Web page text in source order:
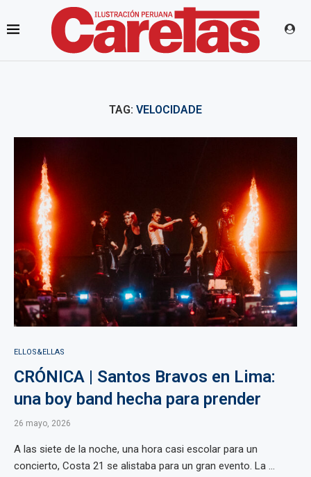
TAG: VELOCIDADE
ELLOS&ELLAS
CRÓNICA | Santos Bravos en Lima:
una boy band hecha para prender
26 mayo, 2026
A las siete de la noche, una hora casi escolar para un
concierto, Costa 21 se alistaba para un gran evento. La ...